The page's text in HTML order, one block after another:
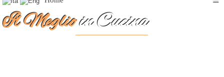
Il Meglioin Cucina